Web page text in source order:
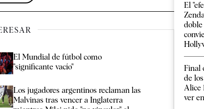
El Mundial de fútbol como
"significante vacío"
Los jugadores argentinos reclaman las
Malvinas tras vencer a Inglaterra
El
doble
Final
de
Alice
ver